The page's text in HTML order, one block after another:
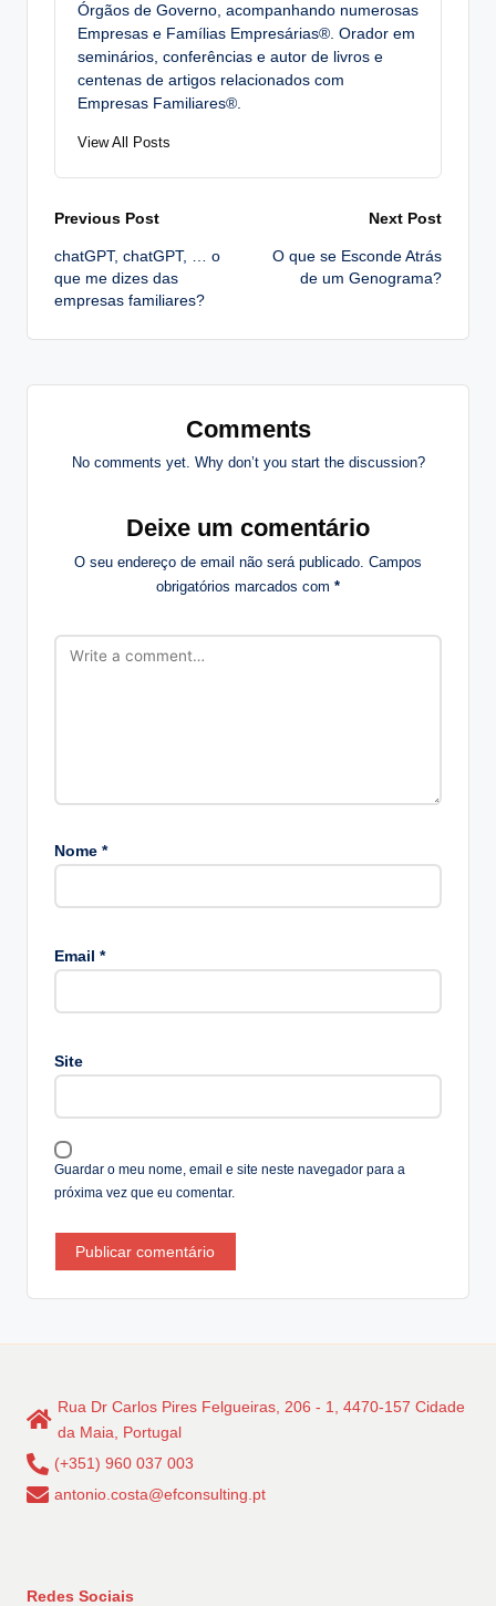
Órgãos de Governo, acompanhando numerosas
Empresas e Famílias Empresárias®. Orador em
seminários, conferências e autor de livros e
centenas de artigos relacionados com
Empresas Familiares®.
View All Posts
Post
navigation
Previous Post
chatGPT, chatGPT, … o
que me dizes das
empresas familiares?
Next Post
O que se Esconde Atrás
de um Genograma?
Comments
No comments yet. Why don’t you start the discussion?
Deixe um comentário
O seu endereço de email não será publicado. Campos
obrigatórios marcados com *
Nome *
Email *
Site
Guardar o meu nome, email e site neste navegador para a
próxima vez que eu comentar.
e
ti
e
:
Rua Dr Carlos Pires Felgueiras, 206 - 1, 4470-157 Cidade
da Maia, Portugal
(+351) 960 037 003
antonio.costa@efconsulting.pt
Redes Sociais